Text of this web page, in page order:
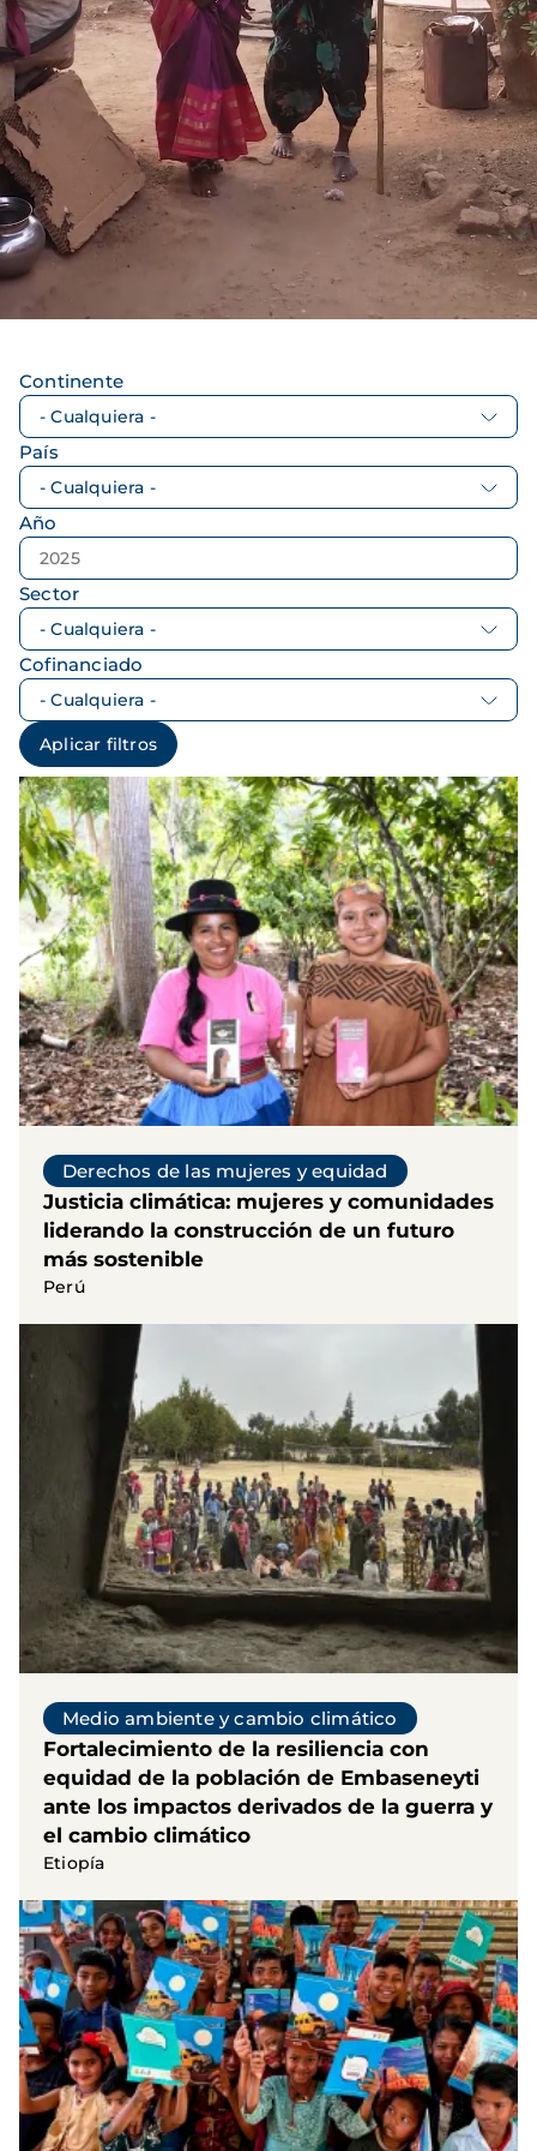
Continente
País
Año
Sector
Cofinanciado
Derechos de las mujeres y equidad
Justicia climática: mujeres y comunidades
liderando la construcción de un futuro
más sostenible
Perú
Medio ambiente y cambio climático
Fortalecimiento de la resiliencia con
equidad de la población de Embaseneyti
ante los impactos derivados de la guerra y
el cambio climático
Etiopía